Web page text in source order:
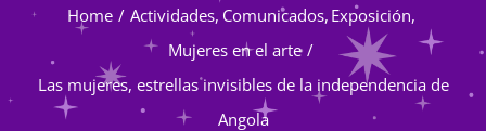
Programas
Atención de la violencia de género
Home Actividades Comunicados Exposición
Mujeres en el arte
Las mujeres, estrellas invisibles de la independencia de
Angola